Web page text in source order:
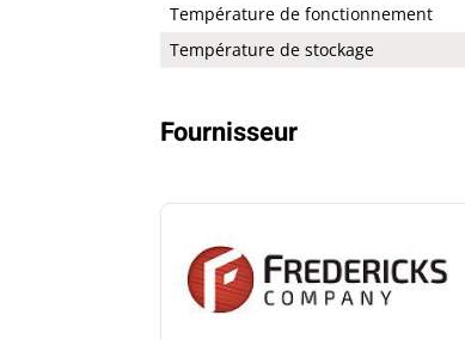
Température de fonctionnement
Température de stockage
Fournisseur